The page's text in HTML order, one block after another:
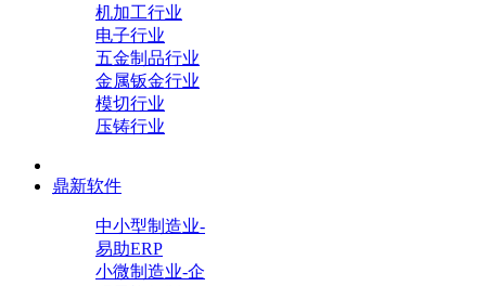
机加工行业
电子行业
五金制品行业
金属钣金行业
模切行业
压铸行业
鼎新软件
中小型制造业-
易助ERP
小微制造业-企